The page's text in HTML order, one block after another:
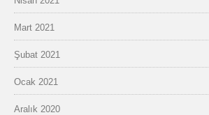
Mart 2021
Şubat 2021
Ocak 2021
Aralık 2020